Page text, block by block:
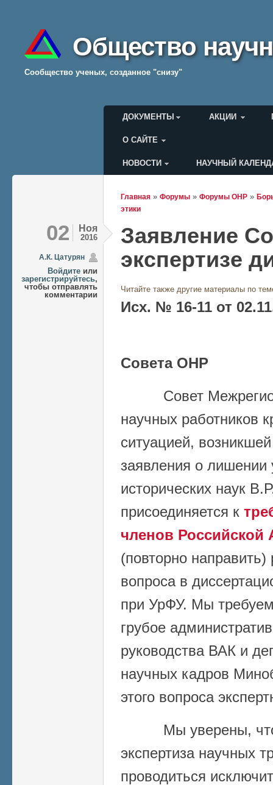
Общество
Cообщество ученых, созданное "снизу"
Главное меню
ДОКУМЕНТЫ АКЦИИ
О САЙТЕ
Меню пользователя
НОВОСТИ НАУЧНЫЙ
Вы здесь
Главная » Форумы » Форумы ОНР »
этики
02 Ноя
2016
А.К. Цатурян
Войдите или
зарегистрируйтесь,
чтобы отправлять
комментарии
Заявление
экспертизе
Читайте также другие материалы по
Исх. № 16-11 от 02.11
Совета ОНР
Совет
научных работников
ситуацией,
заявления о лишении
исторических наук
присоединяется к
членов Российской
(повторно направить)
вопроса в
при УрФУ. Мы
грубое
руководства ВАК и
научных кадров
этого вопроса
Мы уверены, что
экспертиза научных
проводиться